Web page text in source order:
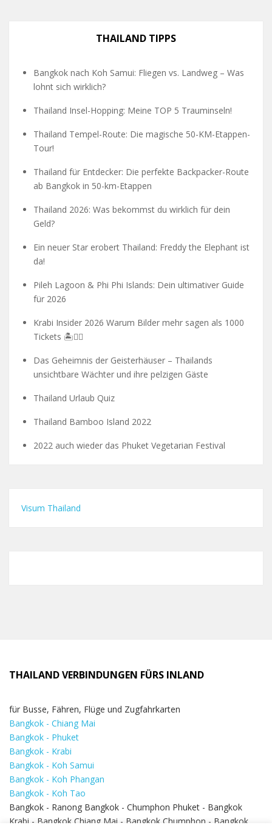
THAILAND TIPPS
Bangkok nach Koh Samui: Fliegen vs. Landweg – Was
lohnt sich wirklich?
Thailand Insel-Hopping: Meine TOP 5 Trauminseln!
Thailand Tempel-Route: Die magische 50-KM-Etappen-
Tour!
Thailand für Entdecker: Die perfekte Backpacker-Route
ab Bangkok in 50-km-Etappen
Thailand 2026: Was bekommst du wirklich für dein
Geld?
Ein neuer Star erobert Thailand: Freddy the Elephant ist
da!
Pileh Lagoon & Phi Phi Islands: Dein ultimativer Guide
für 2026
Krabi Insider 2026 Warum Bilder mehr sagen als 1000
Tickets 🏝️🧗‍♂️
Das Geheimnis der Geisterhäuser – Thailands
unsichtbare Wächter und ihre pelzigen Gäste
Thailand Urlaub Quiz
Thailand Bamboo Island 2022
2022 auch wieder das Phuket Vegetarian Festival
Visum Thailand
THAILAND VERBINDUNGEN FÜRS INLAND
für Busse, Fähren, Flüge und Zugfahrkarten
Bangkok - Chiang Mai
Bangkok - Phuket
Bangkok - Krabi
Bangkok - Koh Samui
Bangkok - Koh Phangan
Bangkok - Koh Tao
Bangkok - Ranong Bangkok - Chumphon Phuket - Bangkok
Krabi - Bangkok Chiang Mai - Bangkok Chumphon - Bangkok